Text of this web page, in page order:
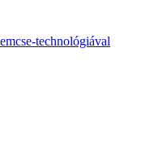
technológiával